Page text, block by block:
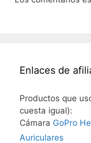
Enlaces de
Productos que
cuesta igual):
Cámara GoPro
Auriculares